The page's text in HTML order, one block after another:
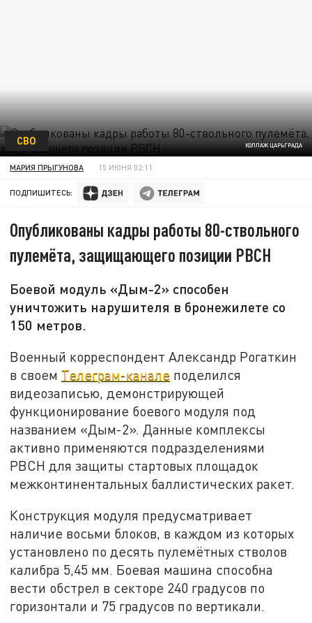
КОЛЛАЖ ЦАРЬГРАДА
СВО
МАРИЯ ПРЫГУНОВА 15 ИЮНЯ 02:11
ПОДПИШИТЕСЬ:
Опубликованы кадры работы 80-ствольного
пулемёта, защищающего позиции РВСН
Боевой модуль «Дым-2» способен
уничтожить нарушителя в бронежилете со
150 метров.
Военный корреспондент Александр Рогаткин
в своем Телеграм-канале поделился
видеозаписью, демонстрирующей
функционирование боевого модуля под
названием «Дым-2». Данные комплексы
активно применяются подразделениями
РВСН для защиты стартовых площадок
межконтинентальных баллистических ракет.
Конструкция модуля предусматривает
наличие восьми блоков, в каждом из которых
установлено по десять пулемётных стволов
калибра 5,45 мм. Боевая машина способна
вести обстрел в секторе 240 градусов по
горизонтали и 75 градусов по вертикали.